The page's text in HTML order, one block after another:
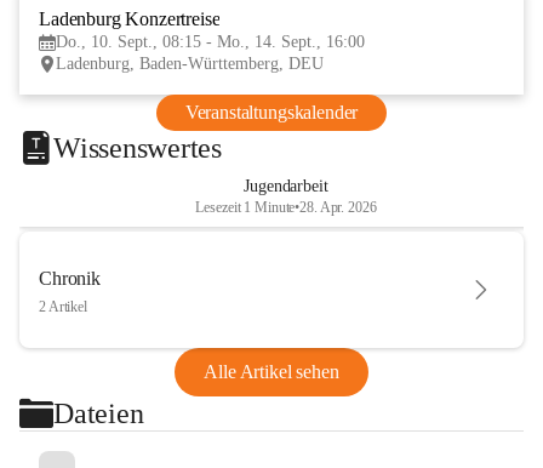
Ladenburg Konzertreise
Do., 10. Sept., 08:15 - Mo., 14. Sept., 16:00
Ladenburg, Baden-Württemberg, DEU
Veranstaltungskalender
Wissenswertes
Jugendarbeit
Lesezeit 1 Minute•28. Apr. 2026
Chronik
2 Artikel
Alle Artikel sehen
Dateien